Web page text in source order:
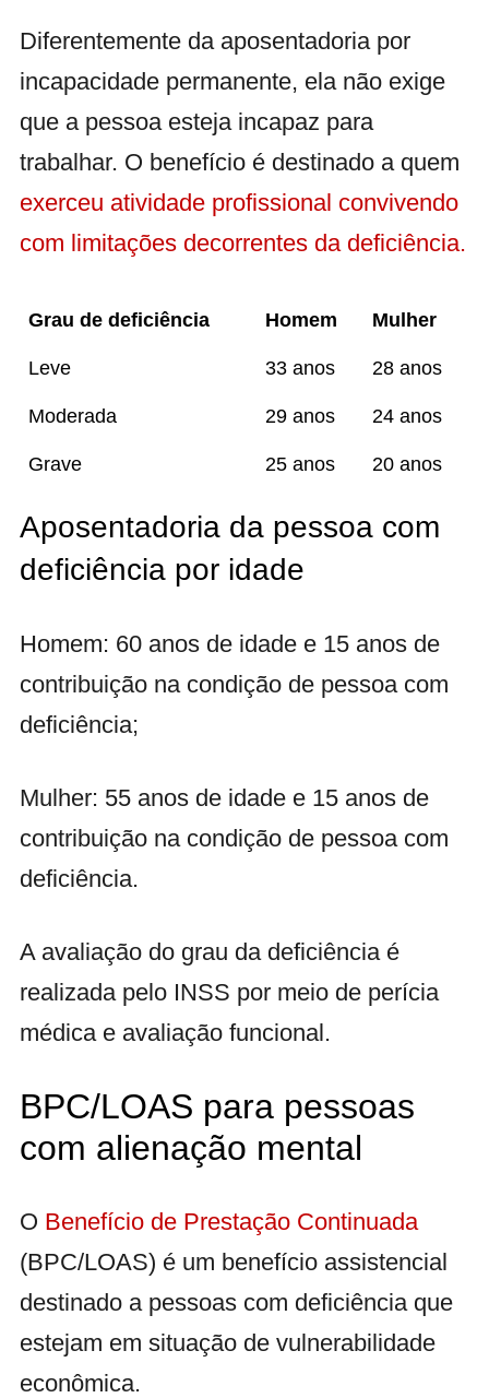
Diferentemente da aposentadoria por
incapacidade permanente, ela não exige
que a pessoa esteja incapaz para
trabalhar. O benefício é destinado a quem
exerceu atividade profissional convivendo
com limitações decorrentes da deficiência.
Grau de deficiência Homem Mulher
Leve 33 anos 28 anos
Moderada 29 anos 24 anos
Grave 25 anos 20 anos
Aposentadoria da pessoa com
deficiência por idade
Homem: 60 anos de idade e 15 anos de
contribuição na condição de pessoa com
deficiência;
Mulher: 55 anos de idade e 15 anos de
contribuição na condição de pessoa com
deficiência.
A avaliação do grau da deficiência é
realizada pelo INSS por meio de perícia
médica e avaliação funcional.
BPC/LOAS para pessoas
com alienação mental
O Benefício de Prestação Continuada
(BPC/LOAS) é um benefício assistencial
destinado a pessoas com deficiência que
estejam em situação de vulnerabilidade
econômica.